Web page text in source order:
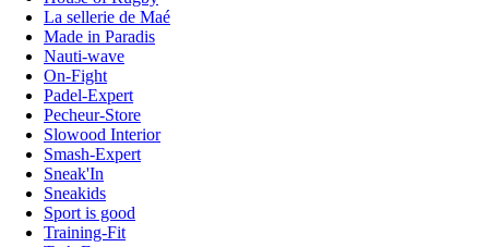
La sellerie de Maé
Made in Paradis
Nauti-wave
On-Fight
Padel-Expert
Pecheur-Store
Slowood Interior
Smash-Expert
Sneak'In
Sneakids
Sport is good
Training-Fit